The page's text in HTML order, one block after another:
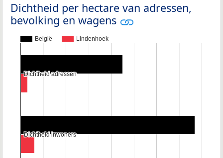
Dichtheid per hectare van adressen,
bevolking en wagens
België Lindenhoek
Dichtheid adressen
Dichtheid adressen
Dichtheid inwoners
Dichtheid inwoners